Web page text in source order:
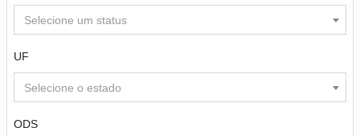
Selecione um status
UF
Selecione o estado
ODS